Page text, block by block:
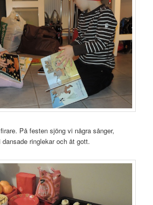
På festen sjöng vi några sånger,
ringlekar och åt gott.